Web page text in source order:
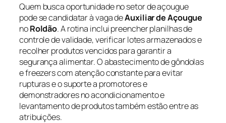
Quem busca oportunidade no setor de açougue
pode se candidatar à vaga deAuxiliar de Açougue
noRoldão. A rotina inclui preencher planilhas de
controle de validade, verificar lotes armazenados e
recolher produtos vencidos para garantir a
segurança alimentar. O abastecimento de gôndolas
e freezers com atenção constante para evitar
rupturas e o suporte a promotores e
demonstradores no acondicionamento e
levantamento de produtos também estão entre as
atribuições.